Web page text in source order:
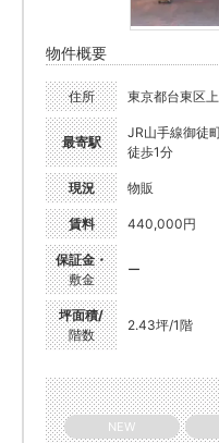
物件概要
住所 東京都台東区
最寄駅
JR山手線御徒
徒歩1分
現況 物販
賃料 440,000円
保証金・
敷金
ー
坪面積/
階数
2.43坪/1階
NEW